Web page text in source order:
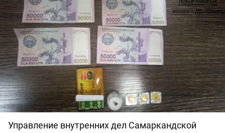
Управление внутренних дел Самаркандской